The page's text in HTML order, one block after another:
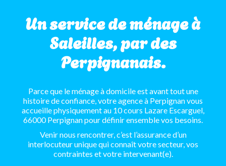
Un service de ménage à
Saleilles, par des
Perpignanais.
Parce que le ménage à domicile est avant tout une
histoire de confiance, votre agence à Perpignan vous
accueille physiquement au 10 cours Lazare Escarguel,
66000 Perpignan pour définir ensemble vos besoins.
Venir nous rencontrer, c’est l’assurance d’un
interlocuteur unique qui connaît votre secteur, vos
contraintes et votre intervenant(e).